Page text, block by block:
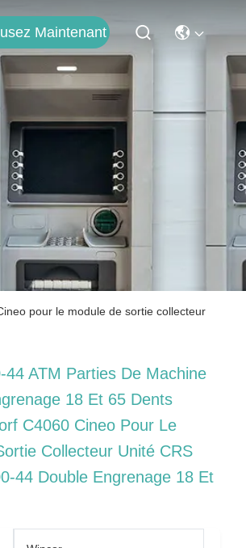
Maintenant
pour le module de sortie collecteur
44 ATM Parties De Machine
18 Et 65 Dents
C4060 Cineo Pour Le
Collecteur Unité CRS
44 Double Engrenage 18 Et